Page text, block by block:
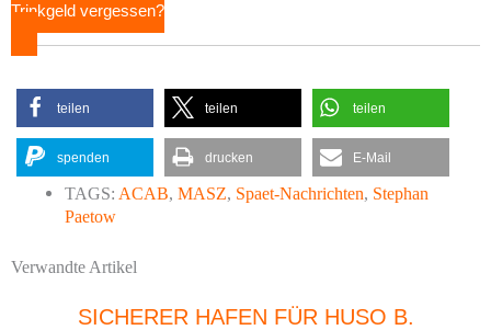
Trinkgeld vergessen?
teilen teilen teilen
spenden drucken E-Mail
TAGS:ACAB,MASZ, Spaet-Nachrichten, Stephan
Paetow
Verwandte Artikel
SICHERER HAFEN FÜR HUSO B.